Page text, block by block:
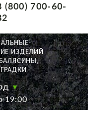
(800) 700-60-
ИЗДЕЛИЙ
19:00